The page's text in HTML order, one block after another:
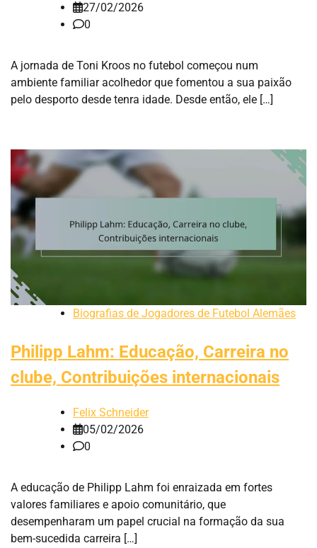
27/02/2026
0
A jornada de Toni Kroos no futebol começou num
ambiente familiar acolhedor que fomentou a sua paixão
pelo desporto desde tenra idade. Desde então, ele […]
Biografias de Jogadores de Futebol Alemães
Philipp Lahm: Educação, Carreira no
clube, Contribuições internacionais
Felix Schneider
05/02/2026
0
A educação de Philipp Lahm foi enraizada em fortes
valores familiares e apoio comunitário, que
desempenharam um papel crucial na formação da sua
bem-sucedida carreira […]